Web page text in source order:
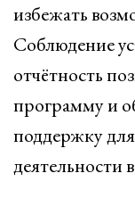
избежать
Соблюдение
отчётность
программу и
поддержку
деятельности